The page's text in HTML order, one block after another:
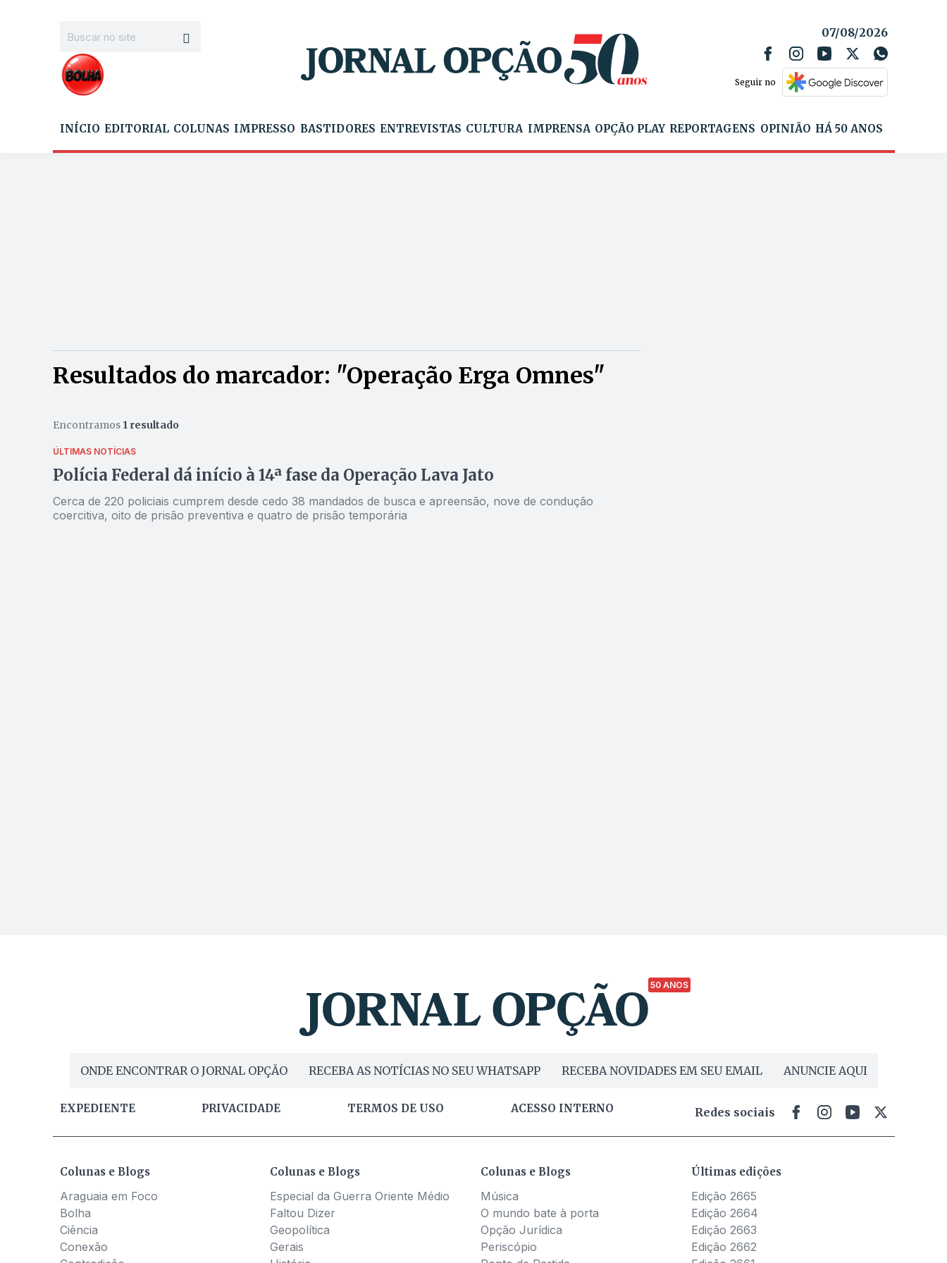
07/08/2026
Seguir no
INÍCIO EDITORIAL COLUNAS IMPRESSO BASTIDORES ENTREVISTAS CULTURA IMPRENSA OPÇÃO PLAY REPORTAGENS OPINIÃO HÁ 50 ANOS
Resultados do marcador: "Operação Erga Omnes"
Encontramos 1 resultado
ÚLTIMAS NOTÍCIAS
Polícia Federal dá início à 14ª fase da Operação Lava Jato
Cerca de 220 policiais cumprem desde cedo 38 mandados de busca e apreensão, nove de condução
coercitiva, oito de prisão preventiva e quatro de prisão temporária
50 ANOS
ONDE ENCONTRAR O JORNAL OPÇÃO RECEBA AS NOTÍCIAS NO SEU WHATSAPP RECEBA NOVIDADES EM SEU EMAIL ANUNCIE AQUI
EXPEDIENTE PRIVACIDADE TERMOS DE USO ACESSO INTERNO Redes sociais
Colunas e Blogs
Araguaia em Foco
Bolha
Ciência
Conexão
Colunas e Blogs
Especial da Guerra Oriente Médio
Faltou Dizer
Geopolítica
Gerais
Colunas e Blogs
Música
O mundo bate à porta
Opção Jurídica
Periscópio
Últimas edições
Edição 2665
Edição 2664
Edição 2663
Edição 2662